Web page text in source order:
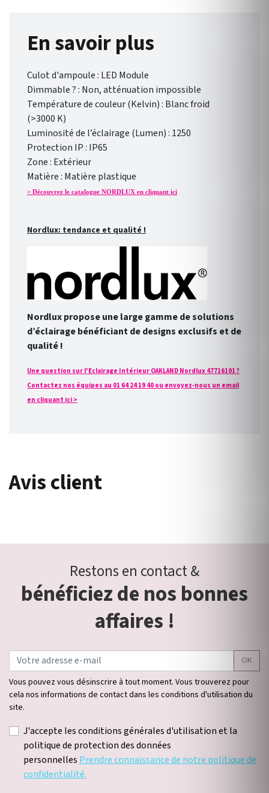
En savoir plus
Culot d'ampoule : LED Module
Dimmable ? : Non, atténuation impossible
Température de couleur (Kelvin) : Blanc froid
(>3000 K)
Luminosité de l’éclairage (Lumen) : 1250
Protection IP : IP65
Zone : Extérieur
Matière : Matière plastique
> Découvrez le catalogue NORDLUX en cliquant ici
Nordlux: tendance et qualité !
Nordlux propose une large gamme de solutions
d’éclairage bénéficiant de designs exclusifs et de
qualité !
Une question sur l'Eclairage Intérieur OAKLAND Nordlux 47716101 ?
Contactez nos équipes au 01 64 24 19 40 ou envoyez-nous un email
en cliquant ici >
Avis client
Restons en contact &
bénéficiez de nos bonnes
affaires !
OK
Vous pouvez vous désinscrire à tout moment. Vous trouverez pour
cela nos informations de contact dans les conditions d'utilisation du
site.
J'accepte les conditions générales d'utilisation et la
politique de protection des données
personnelles Prendre connaissance de notre politique de
confidentialité.